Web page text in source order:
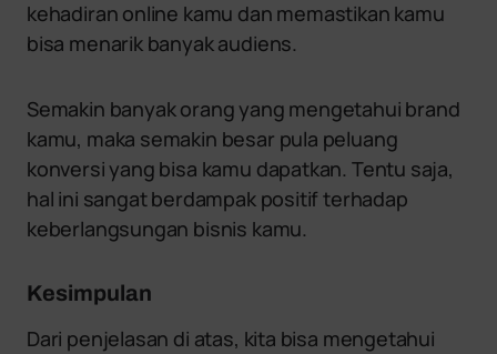
kehadiran online kamu dan memastikan kamu
bisa menarik banyak audiens.
Semakin banyak orang yang mengetahui brand
kamu, maka semakin besar pula peluang
konversi yang bisa kamu dapatkan. Tentu saja,
hal ini sangat berdampak positif terhadap
keberlangsungan bisnis kamu.
Kesimpulan
Dari penjelasan di atas, kita bisa mengetahui